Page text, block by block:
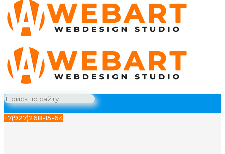
+7(927)268-15-64